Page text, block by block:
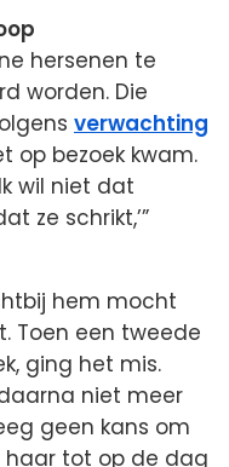
hersenen te
worden. Die
verwachting
op bezoek kwam.
wil niet dat
ze schrikt,’”
hem mocht
Toen een tweede
ging het mis.
niet meer
geen kans om
tot op de dag